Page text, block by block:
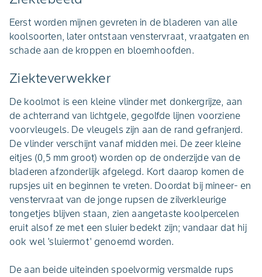
Eerst worden mijnen gevreten in de bladeren van alle
koolsoorten, later ontstaan venstervraat, vraatgaten en
schade aan de kroppen en bloemhoofden.
Ziekteverwekker
De koolmot is een kleine vlinder met donkergrijze, aan
de achterrand van lichtgele, gegolfde lijnen voorziene
voorvleugels. De vleugels zijn aan de rand gefranjerd.
De vlinder verschijnt vanaf midden mei. De zeer kleine
eitjes (0,5 mm groot) worden op de onderzijde van de
bladeren afzonderlijk afgelegd. Kort daarop komen de
rupsjes uit en beginnen te vreten. Doordat bij mineer- en
venstervraat van de jonge rupsen de zilverkleurige
tongetjes blijven staan, zien aangetaste koolpercelen
eruit alsof ze met een sluier bedekt zijn; vandaar dat hij
ook wel 'sluiermot' genoemd worden.
De aan beide uiteinden spoelvormig versmalde rups